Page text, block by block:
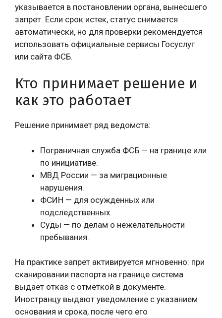
указывается в постановлении органа, вынесшего
запрет. Если срок истек, статус снимается
автоматически, но для проверки рекомендуется
использовать официальные сервисы Госуслуг
или сайта ФСБ.
Кто принимает решение и
как это работает
Решение принимает ряд ведомств:
Пограничная служба ФСБ — на границе или
по инициативе.
МВД России — за миграционные
нарушения.
ФСИН — для осужденных или
подследственных.
Суды — по делам о нежелательности
пребывания.
На практике запрет активируется мгновенно: при
сканировании паспорта на границе система
выдает отказ с отметкой в документе.
Иностранцу выдают уведомление с указанием
основания и срока, после чего его